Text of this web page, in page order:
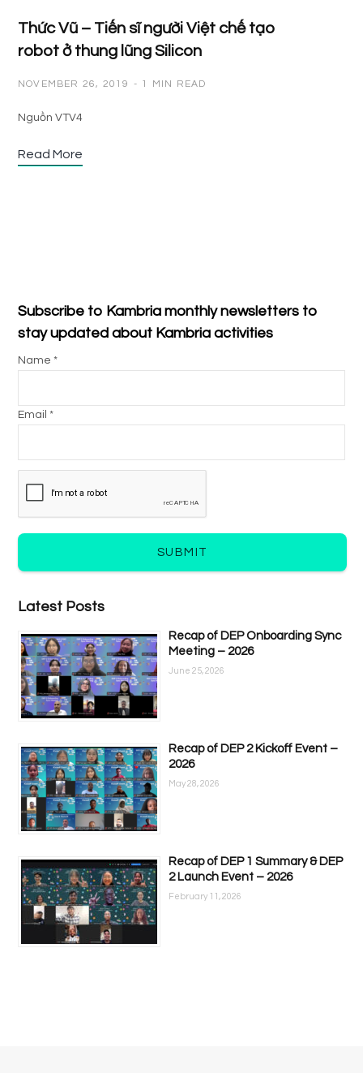
Thức Vũ – Tiến sĩ người Việt chế tạo
robot ở thung lũng Silicon
NOVEMBER 26, 2019 1 MIN READ
Nguồn VTV4
Read More
Subscribe to Kambria monthly newsletters to
stay updated about Kambria activities
Name *
Email *
SUBMIT
Latest Posts
Recap of DEP Onboarding Sync
Meeting – 2026
June 25, 2026
Recap of DEP 2 Kickoff Event –
2026
May 28, 2026
Recap of DEP 1 Summary & DEP
2 Launch Event – 2026
February 11, 2026